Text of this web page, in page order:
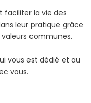
faciliter la vie des
leur pratique grâce
communes.
vous est dédié et au
vous.